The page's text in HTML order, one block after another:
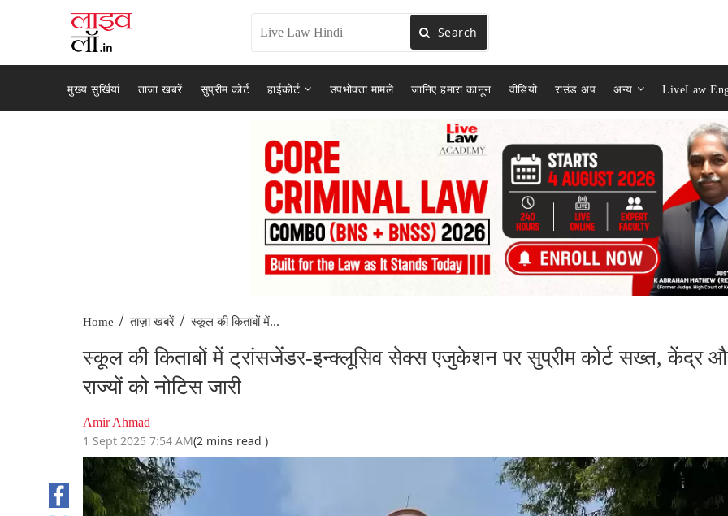
Search
मुख्य सुर्खियां ताजा खबरें सुप्रीम कोर्ट हाईकोर्ट उपभोक्ता मामले जानिए हमारा कानून वीडियो राउंड अप अन्य LiveLaw
Home / ताज़ा खबरें / स्कूल की किताबों में...
स्कूल की किताबों में ट्रांसजेंडर-इन्क्लूसिव सेक्स एजुकेशन पर सुप्रीम कोर्ट सख्त, केंद्र
राज्यों को नोटिस जारी
Amir Ahmad
1 Sept 2025 7:54 AM(2 mins read )